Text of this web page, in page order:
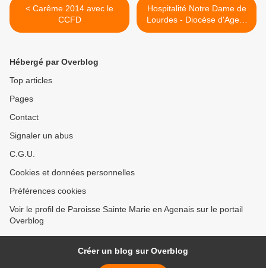
< Carême 2014 avec le
CCFD
Hospitalité Notre Dame de
Lourdes - Diocèse d'Agen.
>
Hébergé par Overblog
Top articles
Pages
Contact
Signaler un abus
C.G.U.
Cookies et données personnelles
Préférences cookies
Voir le profil de Paroisse Sainte Marie en Agenais sur le portail
Overblog
Créer un blog sur Overblog